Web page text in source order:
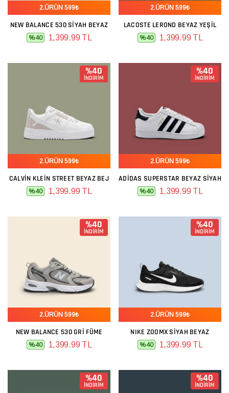
2.ÜRÜN 599₺
NEW BALANCE 530 SIYAH BEYAZ
%40 1,399.99 TL
2.ÜRÜN 599₺
LACOSTE LEROND BEYAZ YEŞIL
%40 1,399.99 TL
%40
İNDİRİM
2.ÜRÜN 599₺
CALVIN KLEIN STREET BEYAZ BEJ
%40 1,399.99 TL
%40
İNDİRİM
2.ÜRÜN 599₺
ADIDAS SUPERSTAR BEYAZ SIYAH
%40 1,399.99 TL
%40
İNDİRİM
2.ÜRÜN 599₺
NEW BALANCE 530 GRI FÜME
%40 1,399.99 TL
%40
İNDİRİM
2.ÜRÜN 599₺
NIKE ZOOMX SIYAH BEYAZ
%40 1,399.99 TL
%40
İNDİRİM
%40
İNDİRİM